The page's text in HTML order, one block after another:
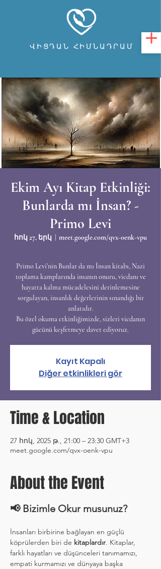
ՎԻՑԴԱՆ ՀԻՄՆԱԴՐԱՄ
Ekim Ayı Kitap Etkinliği:
Bunlarda mı İnsan? -
Primo Levi
հոկ 27, երկ meet.google.com/qvx-oenk-vpu
Primo Levi'nin Bunlar da mı İnsan kitabı, Nazi
toplama kamplarında insanın onuru, vicdanı ve
hayatta kalma mücadelesini derinlemesine
sorgulayan, insanlık değerlerinin sınandığı bir
anlatıdır.
Bu özel okuma etkinliğimizde, sizleri vicdanın
gücünü keşfetmeye davet ediyoruz.
Kayıt Kapalı
Diğer etkinlikleri gör
Time & Location
27 հոկ, 2025 թ., 21:00 – 23:30 GMT+3
meet.google.com/qvx-oenk-vpu
About the Event
📢 Bizimle Okur musunuz?
İnsanları birbirine bağlayan en güçlü
köprülerden biri de kitaplardır. Kitaplar,
farklı hayatları ve düşünceleri tanımamızı,
empati kurmamızı ve dünyaya başka